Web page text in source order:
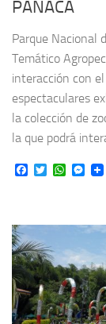
PANACA
Parque Nacional
Temático
interacción con
espectaculares
la colección de
la que podrá
Facebook
Twitter